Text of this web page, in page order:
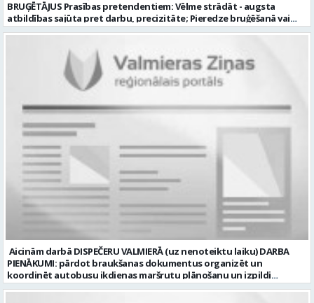
BRUĢĒTĀJUS Prasības pretendentiem: Vēlme strādāt - augsta
atbildības sajūta pret darbu, precizitāte; Pieredze bruģēšanā vai
ceļu būvniecībā. Darba pienākumi: Bruģakmens ieklāšana; Ceļu, ielas
Bruģakmens pamatnes sagatavošana. Mēs nodrošinām: Stabilu
atalgojumu; Stabilu darbu ilgtermiņā; Nodrošinām ar darba
apģērbu un darba instrumentiem; Labus darba apstākļus. Darba
laika veids un režīms: normālais darba laiks; darba dienās 8.00-17.00;
sestdienas, svētdienas un svētku dienas brīvas. Darba objekti
Valmierā un tās apkārtnē (Vidzemē). CV ar amata norādi lūdzam
sūtīt uz e-pastu: vbrugis@inbox.lv Tālrunis informācijai: 26121050.
Profesija: BRUĢĒTĀJS Darba vietas adrese: LATVIJA, Alejas iela 10,
Valmiermuiža, Valmieras pag., Valmieras nov. Darba laika veids:
Normālais darba laiks Darba veids: Darbinieka amats uz nenoteiktu
laiku Slodze: Viena vesela slodze Darbības joma: Būvniecība /
Nekustamais īpašums Pieteikto vietu skaits: 1 Līgums: Darbinieka
amats uz nenoteiktu laiku Aktuāla līdz: 2026-08-20 Kontaktpersona:
CV lūdzam sūtīt uz e-pastu: vbrugis@inbox.lv
Aicinām darbā DISPEČERU VALMIERĀ (uz nenoteiktu laiku) DARBA
PIENĀKUMI: pārdot braukšanas dokumentus organizēt un
koordinēt autobusu ikdienas maršrutu plānošanu un izpildi
nodrošināt autobusu vadītāju dienas darba uzdevumu